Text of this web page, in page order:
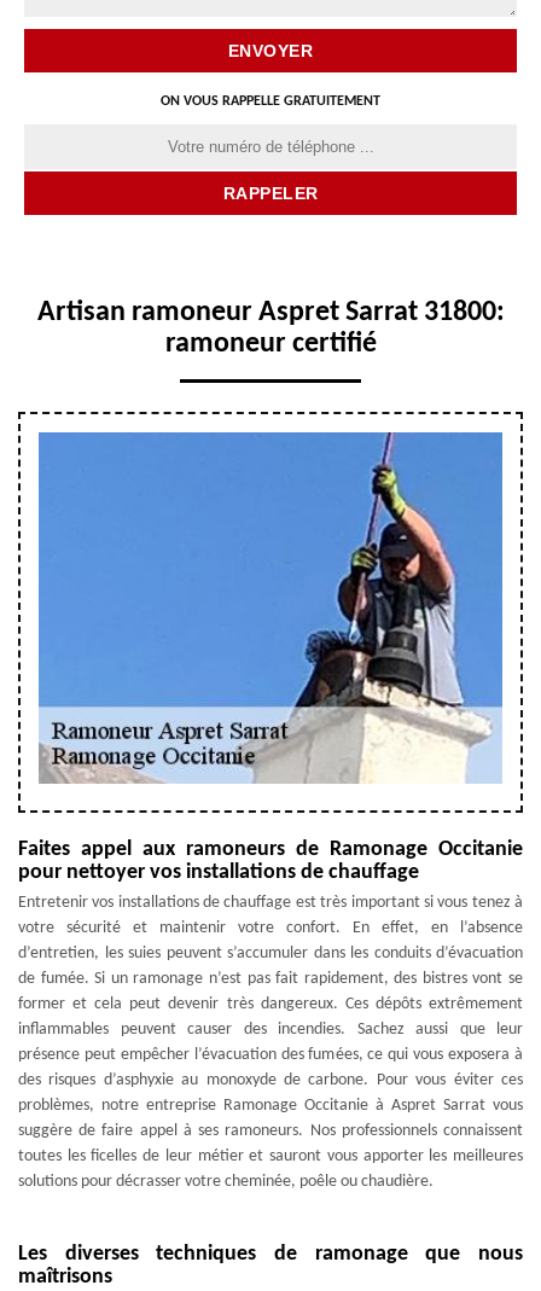
ON VOUS RAPPELLE GRATUITEMENT
Artisan ramoneur Aspret Sarrat 31800:
ramoneur certifié
Faites appel aux ramoneurs de Ramonage Occitanie
pour nettoyer vos installations de chauffage
Entretenir vos installations de chauffage est très important si vous tenez à
votre sécurité et maintenir votre confort. En effet, en l’absence
d’entretien, les suies peuvent s’accumuler dans les conduits d’évacuation
de fumée. Si un ramonage n’est pas fait rapidement, des bistres vont se
former et cela peut devenir très dangereux. Ces dépôts extrêmement
inflammables peuvent causer des incendies. Sachez aussi que leur
présence peut empêcher l’évacuation des fumées, ce qui vous exposera à
des risques d’asphyxie au monoxyde de carbone. Pour vous éviter ces
problèmes, notre entreprise Ramonage Occitanie à Aspret Sarrat vous
suggère de faire appel à ses ramoneurs. Nos professionnels connaissent
toutes les ficelles de leur métier et sauront vous apporter les meilleures
solutions pour décrasser votre cheminée, poêle ou chaudière.
Les diverses techniques de ramonage que nous
maîtrisons